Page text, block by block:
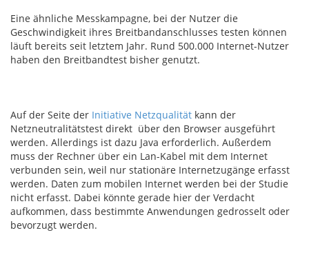
Eine ähnliche Messkampagne, bei der Nutzer die
Geschwindigkeit ihres Breitbandanschlusses testen können
läuft bereits seit letztem Jahr. Rund 500.000 Internet-Nutzer
haben den Breitbandtest bisher genutzt.
Auf der Seite der Initiative Netzqualität kann der
Netzneutralitätstest direkt über den Browser ausgeführt
werden. Allerdings ist dazu Java erforderlich. Außerdem
muss der Rechner über ein Lan-Kabel mit dem Internet
verbunden sein, weil nur stationäre Internetzugänge erfasst
werden. Daten zum mobilen Internet werden bei der Studie
nicht erfasst. Dabei könnte gerade hier der Verdacht
aufkommen, dass bestimmte Anwendungen gedrosselt oder
bevorzugt werden.